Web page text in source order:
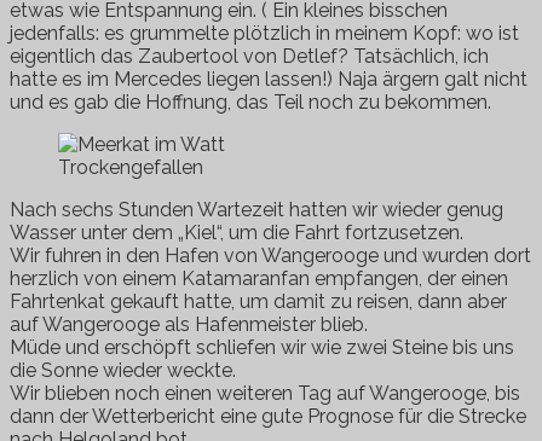
etwas wie Entspannung ein. ( Ein kleines bisschen
jedenfalls: es grummelte plötzlich in meinem Kopf: wo ist
eigentlich das Zaubertool von Detlef? Tatsächlich, ich
hatte es im Mercedes liegen lassen!) Naja ärgern galt nicht
und es gab die Hoffnung, das Teil noch zu bekommen.
Trockengefallen
Nach sechs Stunden Wartezeit hatten wir wieder genug
Wasser unter dem „Kiel“, um die Fahrt fortzusetzen.
Wir fuhren in den Hafen von Wangerooge und wurden dort
herzlich von einem Katamaranfan empfangen, der einen
Fahrtenkat gekauft hatte, um damit zu reisen, dann aber
auf Wangerooge als Hafenmeister blieb.
Müde und erschöpft schliefen wir wie zwei Steine bis uns
die Sonne wieder weckte.
Wir blieben noch einen weiteren Tag auf Wangerooge, bis
dann der Wetterbericht eine gute Prognose für die Strecke